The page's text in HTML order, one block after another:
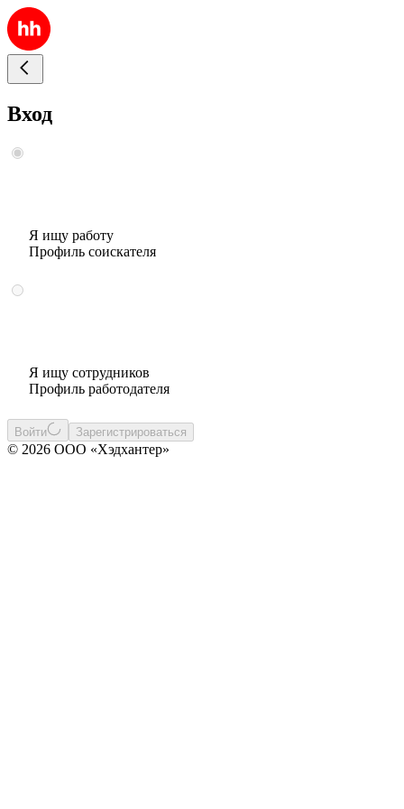
Вход
Я ищу работу
Профиль соискателя
Я ищу сотрудников
Профиль работодателя
Войти Зарегистрироваться
© 2026 ООО «Хэдхантер»